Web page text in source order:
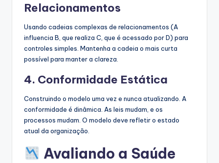
Relacionamentos
Usando cadeias complexas de relacionamentos (A
influencia B, que realiza C, que é acessado por D) para
controles simples. Mantenha a cadeia o mais curta
possível para manter a clareza.
4. Conformidade Estática
Construindo o modelo uma vez e nunca atualizando. A
conformidade é dinâmica. As leis mudam, e os
processos mudam. O modelo deve refletir o estado
atual da organização.
Avaliando a Saúde